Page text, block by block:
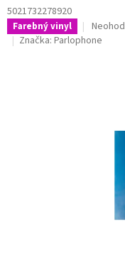
5021732278920
Farebný vinyl
Značka: Parlophone